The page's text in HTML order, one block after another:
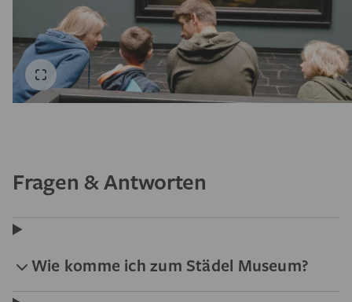
Fragen & Antworten
Wie komme ich zum Städel Museum?